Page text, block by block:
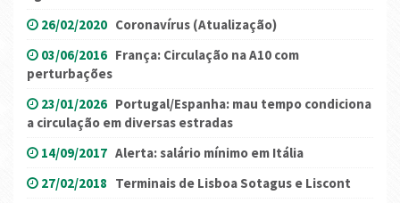
26/02/2020 Coronavírus (Atualização)
03/06/2016 França: Circulação na A10 com
perturbações
23/01/2026 Portugal/Espanha: mau tempo condiciona
a circulação em diversas estradas
14/09/2017 Alerta: salário mínimo em Itália
27/02/2018 Terminais de Lisboa Sotagus e Liscont